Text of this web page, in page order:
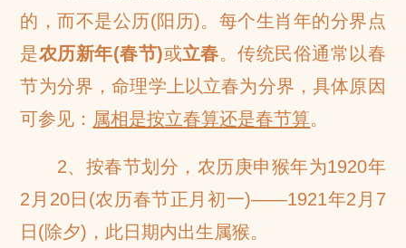
的，而不是公历(阳历)。每个生肖年的分界点
是农历新年(春节)或立春。传统民俗通常以春
节为分界，命理学上以立春为分界，具体原因
可参见： 属相是按立春算还是春节算。
2、按春节划分，农历庚申猴年为1920年
2月20日(农历春节正月初一)——1921年2月7
日(除夕)，此日期内出生属猴。